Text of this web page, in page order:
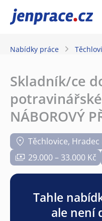
JenPráce.cz
Nabídky práce
Skladník/ce
NÁBOROVÝ
Těchlovice, Hradec
29.000 – 33.000 Kč
Tahle
ale není